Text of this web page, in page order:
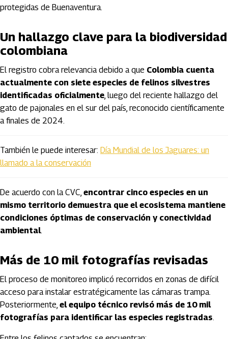
protegidas de Buenaventura.
Un hallazgo clave para la biodiversidad
colombiana
El registro cobra relevancia debido a que Colombia cuenta
actualmente con siete especies de felinos silvestres
identificadas oficialmente, luego del reciente hallazgo del
gato de pajonales en el sur del país, reconocido científicamente
a finales de 2024.
También le puede interesar: Día Mundial de los Jaguares: un
llamado a la conservación
De acuerdo con la CVC, encontrar cinco especies en un
mismo territorio demuestra que el ecosistema mantiene
condiciones óptimas de conservación y conectividad
ambiental.
Más de 10 mil fotografías revisadas
El proceso de monitoreo implicó recorridos en zonas de difícil
acceso para instalar estratégicamente las cámaras trampa.
Posteriormente, el equipo técnico revisó más de 10 mil
fotografías para identificar las especies registradas.